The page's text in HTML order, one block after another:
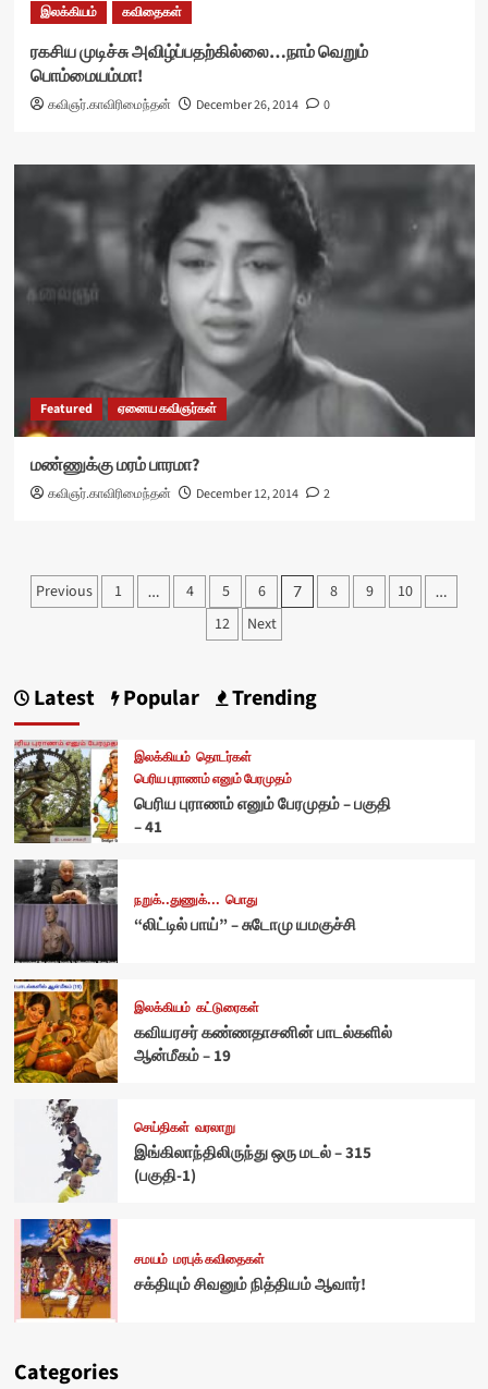
இலக்கியம் கவிதைகள்
ரகசிய முடிச்சு அவிழ்ப்பதற்கில்லை…நாம் வெறும்
பொம்மையம்மா!
கவிஞர்.காவிரிமைந்தன் December 26, 2014 0
Featured ஏனைய கவிஞர்கள்
மண்ணுக்கு மரம் பாரமா?
கவிஞர்.காவிரிமைந்தன் December 12, 2014 2
Posts
Previous 1 … 4 5 6 7 8 9 10 …
12 Next
Latest Popular Trending
இலக்கியம் தொடர்கள்
பெரிய புராணம் எனும் பேரமுதம்
பெரிய புராணம் எனும் பேரமுதம் – பகுதி
– 41
நறுக்..துணுக்... பொது
“லிட்டில் பாய்” – சுடோமு யமகுச்சி
இலக்கியம் கட்டுரைகள்
கவியரசர் கண்ணதாசனின் பாடல்களில்
ஆன்மீகம் – 19
செய்திகள் வரலாறு
இங்கிலாந்திலிருந்து ஒரு மடல் – 315
(பகுதி-1)
சமயம் மரபுக் கவிதைகள்
சக்தியும் சிவனும் நித்தியம் ஆவார்!
Categories